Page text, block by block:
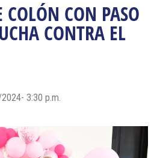
CON PASO
CONTRA EL
3:30 p.m.